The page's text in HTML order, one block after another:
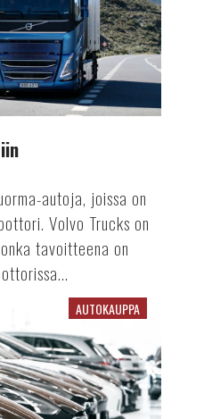
autoja, joissa on
Volvo Trucks on
tavoitteena on
AUTOKAUPPA